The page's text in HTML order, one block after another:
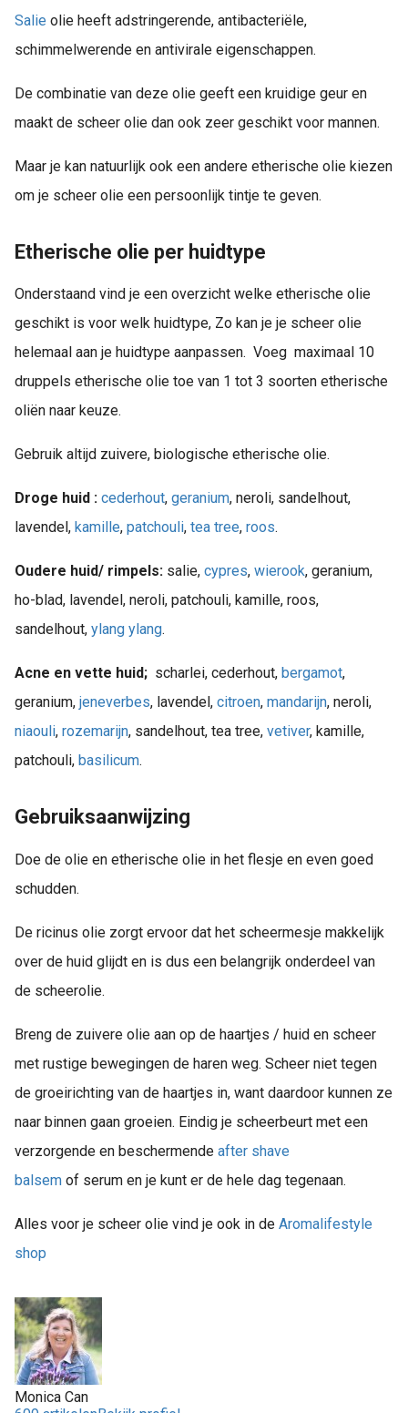
Salie olie heeft adstringerende, antibacteriële,
schimmelwerende en antivirale eigenschappen.
De combinatie van deze olie geeft een kruidige geur en
maakt de scheer olie dan ook zeer geschikt voor mannen.
Maar je kan natuurlijk ook een andere etherische olie kiezen
om je scheer olie een persoonlijk tintje te geven.
Etherische olie per huidtype
Onderstaand vind je een overzicht welke etherische olie
geschikt is voor welk huidtype, Zo kan je je scheer olie
helemaal aan je huidtype aanpassen. Voeg maximaal 10
druppels etherische olie toe van 1 tot 3 soorten etherische
oliën naar keuze.
Gebruik altijd zuivere, biologische etherische olie.
Droge huid : cederhout, geranium, neroli, sandelhout,
lavendel, kamille, patchouli, tea tree, roos.
Oudere huid/ rimpels: salie, cypres, wierook, geranium,
ho-blad, lavendel, neroli, patchouli, kamille, roos,
sandelhout, ylang ylang.
Acne en vette huid; scharlei, cederhout, bergamot,
geranium, jeneverbes, lavendel, citroen, mandarijn, neroli,
niaouli, rozemarijn, sandelhout, tea tree, vetiver, kamille,
patchouli, basilicum.
Gebruiksaanwijzing
Doe de olie en etherische olie in het flesje en even goed
schudden.
De ricinus olie zorgt ervoor dat het scheermesje makkelijk
over de huid glijdt en is dus een belangrijk onderdeel van
de scheerolie.
Breng de zuivere olie aan op de haartjes / huid en scheer
met rustige bewegingen de haren weg. Scheer niet tegen
de groeirichting van de haartjes in, want daardoor kunnen ze
naar binnen gaan groeien. Eindig je scheerbeurt met een
verzorgende en beschermende after shave
balsem of serum en je kunt er de hele dag tegenaan.
Alles voor je scheer olie vind je ook in de Aromalifestyle
shop
Monica Can